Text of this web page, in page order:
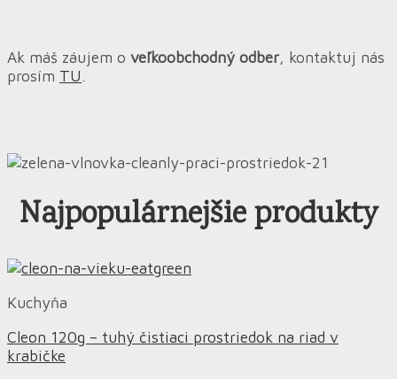
Ak máš záujem o veľkoobchodný odber, kontaktuj nás
prosím TU.
Najpopulárnejšie produkty
Kuchyňa
Cleon 120g – tuhý čistiaci prostriedok na riad v
krabičke